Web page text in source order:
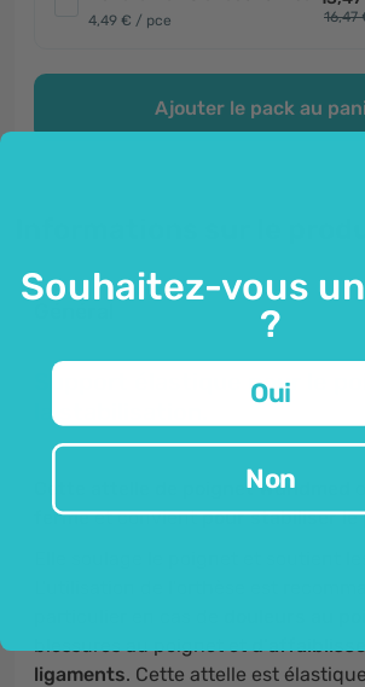
4,49 € / pce 16,47
Ajouter le pack au
Support élastique pour le
la stabilisation.
Cette attelle de poignet Wundmed
fermeet convientpour stabiliser le
blessures au poignet et
ligaments. Cette attelle est
Souhaitez-vous
?
Oui
Non